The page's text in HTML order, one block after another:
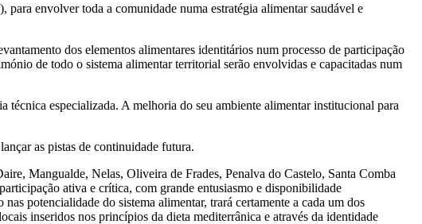
envolver toda a comunidade numa estratégia alimentar saudável e
dos elementos alimentares identitários num processo de participação
de todo o sistema alimentar territorial serão envolvidas e capacitadas num
especializada. A melhoria do seu ambiente alimentar institucional para
as pistas de continuidade futura.
Mangualde, Nelas, Oliveira de Frades, Penalva do Castelo, Santa Comba
ativa e crítica, com grande entusiasmo e disponibilidade
potencialidade do sistema alimentar, trará certamente a cada um dos
inseridos nos princípios da dieta mediterrânica e através da identidade